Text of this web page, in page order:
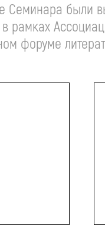
Семинара были
рамках
форуме